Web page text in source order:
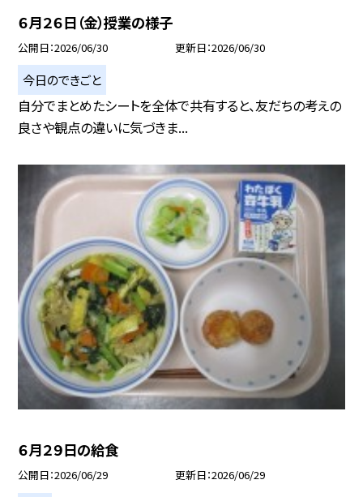
６月２６日（金）授業の様子
公開日 2026/06/30 更新日 2026/06/30
今日のできごと
自分でまとめたシートを全体で共有すると、友だちの考えの
良さや観点の違いに気づきま...
６月２９日の給食
公開日 2026/06/29 更新日 2026/06/29